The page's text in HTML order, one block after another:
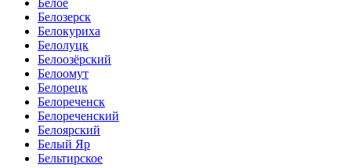
Белое
Белозерск
Белокуриха
Белолуцк
Белоозёрский
Белоомут
Белорецк
Белореченск
Белореченский
Белоярский
Белый Яр
Бельтирское